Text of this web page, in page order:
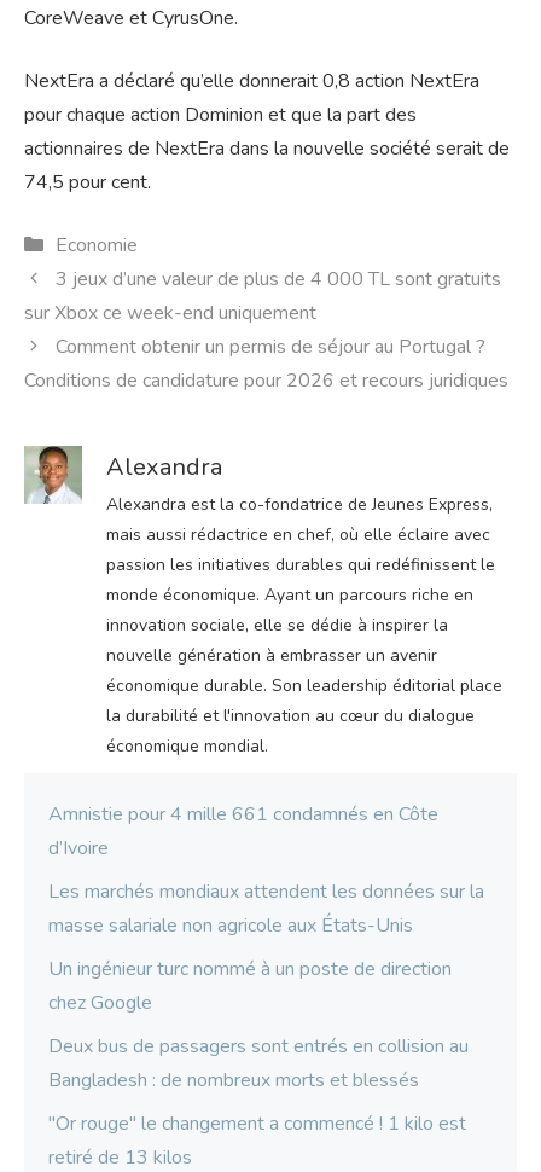
CoreWeave et CyrusOne.
NextEra a déclaré qu’elle donnerait 0,8 action NextEra
pour chaque action Dominion et que la part des
actionnaires de NextEra dans la nouvelle société serait de
74,5 pour cent.
Catégories
Economie
3 jeux d’une valeur de plus de 4 000 TL sont gratuits
sur Xbox ce week-end uniquement
Comment obtenir un permis de séjour au Portugal ?
Conditions de candidature pour 2026 et recours juridiques
Alexandra
Alexandra est la co-fondatrice de Jeunes Express,
mais aussi rédactrice en chef, où elle éclaire avec
passion les initiatives durables qui redéfinissent le
monde économique. Ayant un parcours riche en
innovation sociale, elle se dédie à inspirer la
nouvelle génération à embrasser un avenir
économique durable. Son leadership éditorial place
la durabilité et l'innovation au cœur du dialogue
économique mondial.
Amnistie pour 4 mille 661 condamnés en Côte
d’Ivoire
Les marchés mondiaux attendent les données sur la
masse salariale non agricole aux États-Unis
Un ingénieur turc nommé à un poste de direction
chez Google
Deux bus de passagers sont entrés en collision au
Bangladesh : de nombreux morts et blessés
"Or rouge" le changement a commencé ! 1 kilo est
retiré de 13 kilos